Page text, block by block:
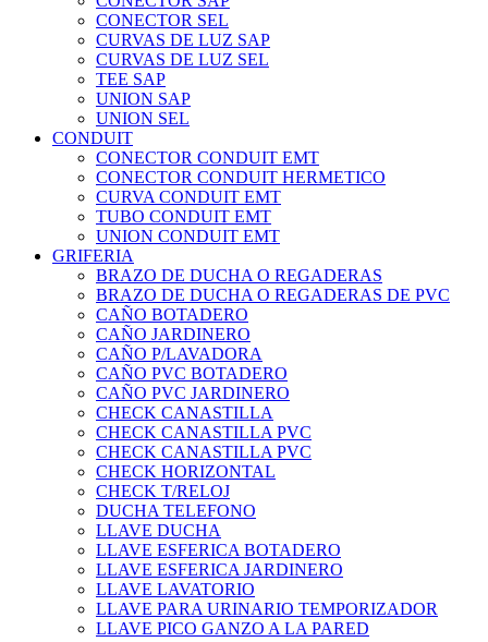
CONECTOR SEL
CURVAS DE LUZ SAP
CURVAS DE LUZ SEL
TEE SAP
UNION SAP
UNION SEL
CONDUIT
CONECTOR CONDUIT EMT
CONECTOR CONDUIT HERMETICO
CURVA CONDUIT EMT
TUBO CONDUIT EMT
UNION CONDUIT EMT
GRIFERIA
BRAZO DE DUCHA O REGADERAS
BRAZO DE DUCHA O REGADERAS DE PVC
CAÑO BOTADERO
CAÑO JARDINERO
CAÑO P/LAVADORA
CAÑO PVC BOTADERO
CAÑO PVC JARDINERO
CHECK CANASTILLA
CHECK CANASTILLA PVC
CHECK CANASTILLA PVC
CHECK HORIZONTAL
CHECK T/RELOJ
DUCHA TELEFONO
LLAVE DUCHA
LLAVE ESFERICA BOTADERO
LLAVE ESFERICA JARDINERO
LLAVE LAVATORIO
LLAVE PARA URINARIO TEMPORIZADOR
LLAVE PICO GANZO A LA PARED